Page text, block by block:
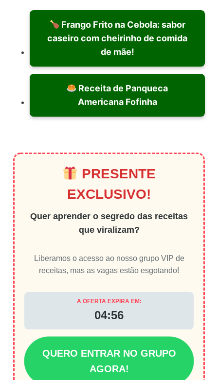
Frango Frito na Cebola: sabor
caseiro com cheirinho de comida
de mãe!
Receita de Panqueca
Americana Fofinha
PRESENTE
EXCLUSIVO!
Quer aprender o segredo das receitas
que viralizam?
Liberamos o acesso ao nosso grupo VIP de
receitas, mas as vagas estão esgotando!
A OFERTA EXPIRA EM:
04:56
QUERO ENTRAR NO GRUPO
AGORA!